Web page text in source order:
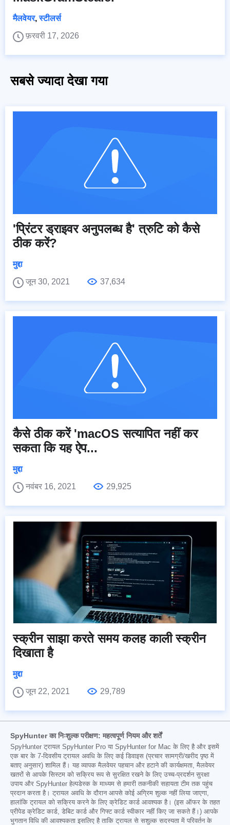
मैलवेयर,स्टीलर्स
फ़रवरी 17, 2026
सबसे ज्यादा देखा गया
'प्रिंटर ड्राइवर अनुपलब्ध है' त्रुटि को कैसे
ठीक करें?
मुद्दा
जून 30, 2021
37,634
कैसे ठीक करें 'macOS सत्यापित नहीं कर
सकता कि यह ऐप...
मुद्दा
नवंबर 16, 2021
29,925
स्क्रीन साझा करते समय कलह काली स्क्रीन
दिखाता है
मुद्दा
जून 22, 2021
29,789
SpyHunter का निःशुल्क परीक्षण: महत्वपूर्ण नियम और शर्तें
SpyHunter ट्रायल SpyHunter Pro या SpyHunter for Mac के लिए है और इसमें
एक बार के 7-दिवसीय ट्रायल अवधि के लिए कई डिवाइस (प्रचार सामग्री/खरीद पृष्ठ में
बताए अनुसार) शामिल हैं। यह व्यापक मैलवेयर पहचान और हटाने की कार्यक्षमता, मैलवेयर
खतरों से आपके सिस्टम को सक्रिय रूप से सुरक्षित रखने के लिए उच्च-प्रदर्शन सुरक्षा
उपाय और SpyHunter हेल्पडेस्क के माध्यम से हमारी तकनीकी सहायता टीम तक पहुंच
प्रदान करता है। ट्रायल अवधि के दौरान आपसे कोई अग्रिम शुल्क नहीं लिया जाएगा,
हालांकि ट्रायल को सक्रिय करने के लिए क्रेडिट कार्ड आवश्यक है। (इस ऑफर के तहत
प्रीपेड क्रेडिट कार्ड, डेबिट कार्ड और गिफ्ट कार्ड स्वीकार नहीं किए जा सकते हैं।) आपके
भुगतान विधि की आवश्यकता इसलिए है ताकि ट्रायल से सशुल्क सदस्यता में परिवर्तन के